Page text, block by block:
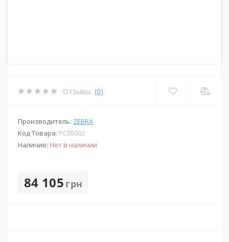
Отзывы: (0)
Производитель: ZEBRA
Код Товара: PС05002
Наличие: Нет в наличии
84 105 грн